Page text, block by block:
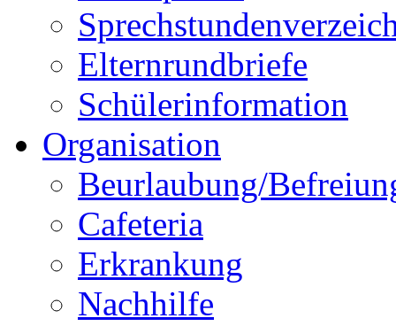
Elternrundbriefe
Schülerinformation
Organisation
Beurlaubung/
Cafeteria
Erkrankung
Nachhilfe